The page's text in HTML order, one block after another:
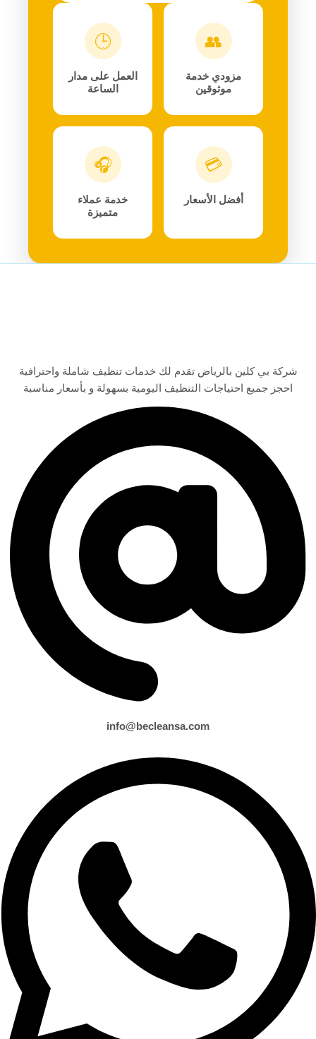
👥
مزودي خدمة
موثوقين
🕒
العمل على مدار
الساعة
💳
أفضل الأسعار
🎧
خدمة عملاء
متميزة
شركة بي كلين بالرياض تقدم لك خدمات تنظيف شاملة واحترافية
احجز جميع احتياجات التنظيف اليومية بسهولة و بأسعار مناسبة
info@becleansa.com